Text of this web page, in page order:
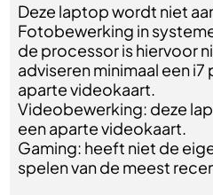
Deze laptop wordt niet
Fotobewerking in
de processor is hiervoor
adviseren minimaal een
aparte videokaart.
Videobewerking: deze
een aparte videokaart.
Gaming: heeft niet de
spelen van de meest